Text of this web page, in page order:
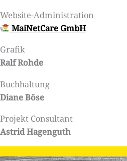
Website-Administration
MaiNetCare GmbH
Grafik
Ralf Rohde
Buchhaltung
Diane Böse
Projekt Consultant
Astrid Hagenguth